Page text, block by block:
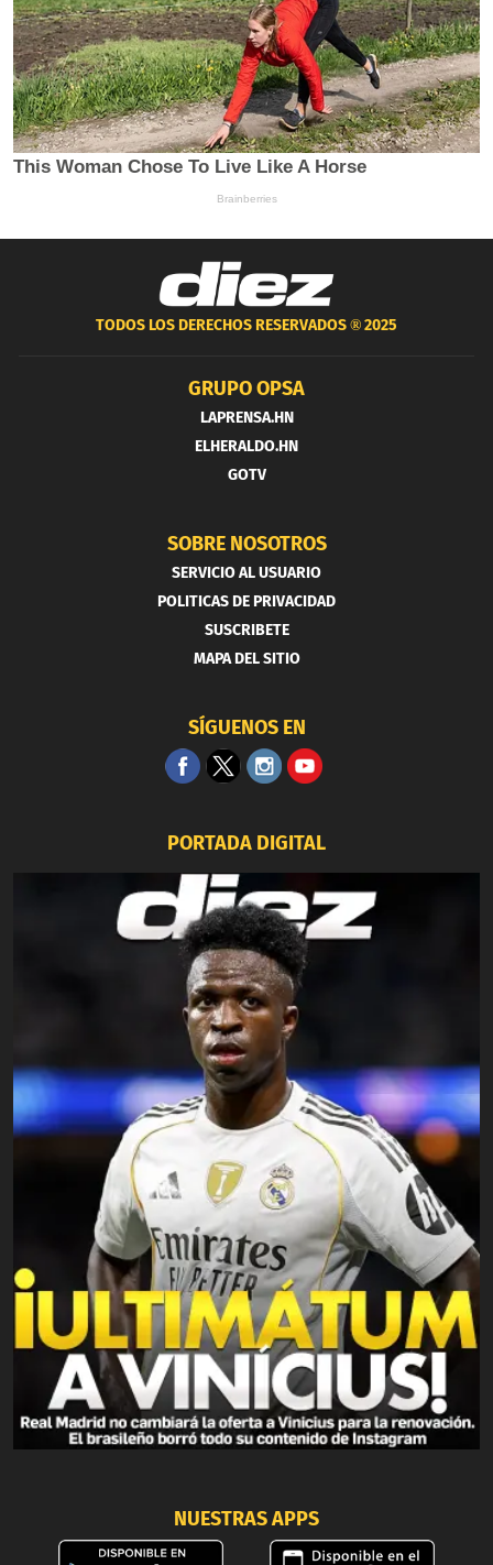
TODOS LOS DERECHOS RESERVADOS ®2025
GRUPO OPSA
LAPRENSA.HN
ELHERALDO.HN
GOTV
SOBRE NOSOTROS
SERVICIO AL USUARIO
POLITICAS DE PRIVACIDAD
SUSCRIBETE
MAPA DEL SITIO
SÍGUENOS EN
PORTADA DIGITAL
NUESTRAS APPS